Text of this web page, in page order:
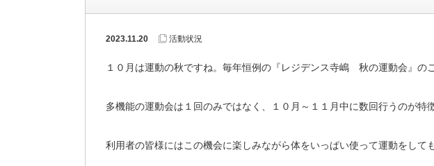
2023.11.20 活動状況
１０月は運動の秋ですね。毎年恒例の『レジデンス寺嶋 秋の運動会』の
多機能の運動会は１回のみではなく、１０月～１１月中に数回行うのが特
利用者の皆様にはこの機会に楽しみながら体をいっぱい使って運動をして